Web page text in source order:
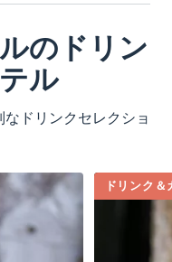
のドリン
ル
ドリンクセレクショ
ドリンク